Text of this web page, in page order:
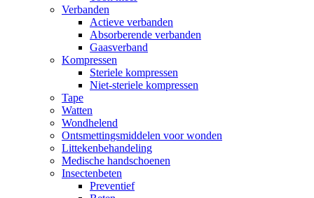
Verbanden
Actieve verbanden
Absorberende verbanden
Gaasverband
Kompressen
Steriele kompressen
Niet-steriele kompressen
Tape
Watten
Wondhelend
Ontsmettingsmiddelen voor wonden
Littekenbehandeling
Medische handschoenen
Insectenbeten
Preventief